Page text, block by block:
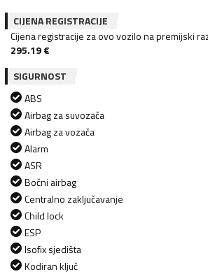
CIJENA REGISTRACIJE
Cijena registracije za ovo vozilo na premijski
295.19€
SIGURNOST
ABS
Airbag za suvozača
Airbag za vozača
Alarm
ASR
Bočni airbag
Centralno zaključavanje
Child lock
ESP
Isofix sjedišta
Kodiran ključ